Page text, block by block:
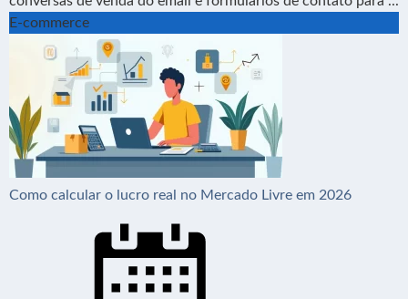
E-commerce
Como calcular o lucro real no Mercado Livre em 2026